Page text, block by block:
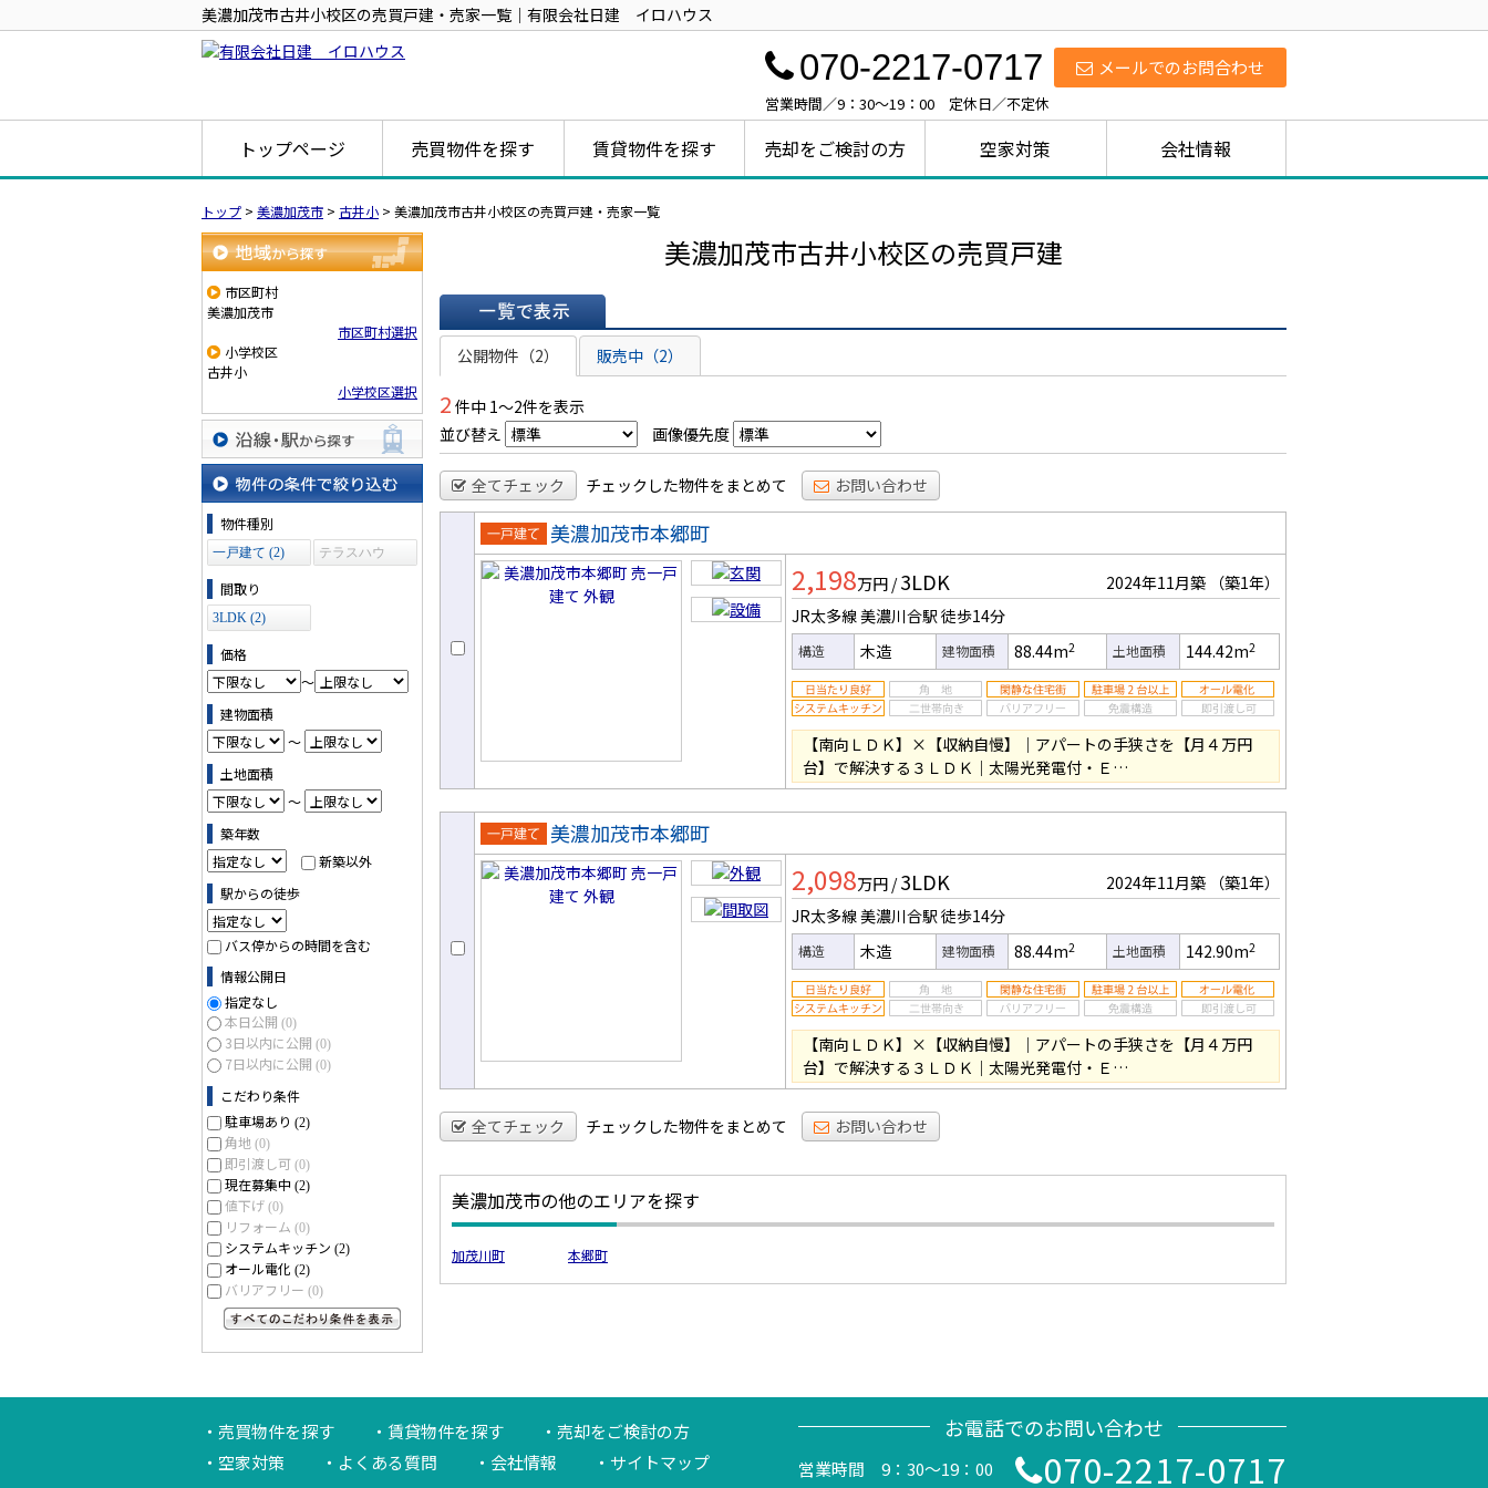
美濃加茂市古井小校区の売買戸建・売家一覧｜有限会社日建 イロハウス
メールでのお問合わせ
070-2217-0717
営業時間／9：30～19：00 定休日／不定休
トップページ 売買物件を探す 賃貸物件を探す 売却をご検討の方 空家対策 会社情報
トップ > 美濃加茂市 > 古井小 > 美濃加茂市古井小校区の売買戸建・売家一覧
地域から探す
市区町村
美濃加茂市
市区町村選択
小学校区
古井小
小学校区選択
沿線・駅から探す
物件の条件で絞り込む
物件種別
一戸建て (2)
テラスハウ
間取り
3LDK (2)
価格
～
建物面積
～
土地面積
～
築年数
新築以外
駅からの徒歩
バス停からの時間を含む
情報公開日
指定なし
本日公開 (0)
3日以内に公開 (0)
7日以内に公開 (0)
こだわり条件
駐車場あり (2)
角地 (0)
即引渡し可 (0)
現在募集中 (2)
値下げ (0)
リフォーム (0)
システムキッチン (2)
オール電化 (2)
バリアフリー (0)
美濃加茂市古井小校区の売買戸建
一覧で表示
公開物件（2） 販売中（2）
2 件中 1～2件を表示
並び替え
画像優先度
全てチェック チェックした物件をまとめて お問い合わせ
売一戸建
て
美濃加茂市本郷町
2,198万円 / 3LDK 2024年11月築
（築1年）
JR太多線 美濃川合駅 徒歩14分
構造 木造 建物面積 88.44m2 土地面積 144.42m2
【南向ＬＤＫ】×【収納自慢】｜アパートの手狭さを【月４万円
台】で解決する３ＬＤＫ｜太陽光発電付・Ｅ…
売一戸建
て
美濃加茂市本郷町
2,098万円 / 3LDK 2024年11月築
（築1年）
JR太多線 美濃川合駅 徒歩14分
構造 木造 建物面積 88.44m2 土地面積 142.90m2
【南向ＬＤＫ】×【収納自慢】｜アパートの手狭さを【月４万円
台】で解決する３ＬＤＫ｜太陽光発電付・Ｅ…
全てチェック チェックした物件をまとめて お問い合わせ
美濃加茂市の他のエリアを探す
加茂川町 本郷町
売買物件を探す 賃貸物件を探す
売却をご検討の方
空家対策
よくある質問 会社情報 サイトマップ
お電話でのお問い合わせ
営業時間 9：30～19：00 070-2217-0717